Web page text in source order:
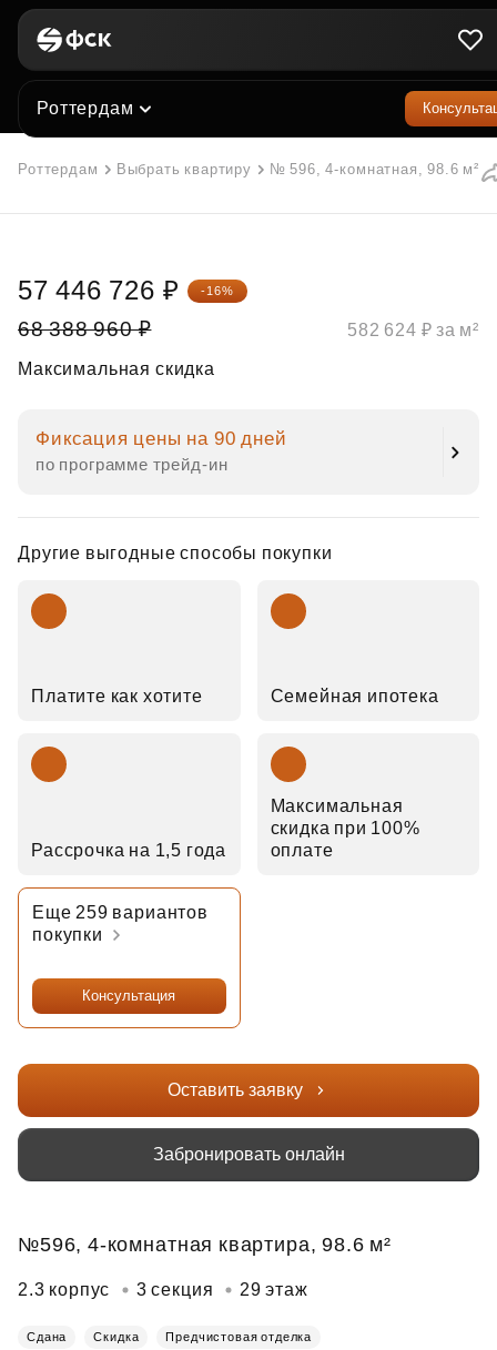
Роттердам
Роттердам Выбрать квартиру № 596, 4-комнатная, 98.6 м²
68 388 960 ₽
57 446 726 ₽ -16%
Максимальная скидка
Фиксация цены на 90 дней
по программе трейд‑ин
Другие выгодные способы покупки
Платите как хотите Семейная ипотека
Рассрочка на 1,5 года
Максимальная
скидка при 100%
оплате
Еще 259 вариантов
покупки
Консультация
582 624 ₽ за м²
Оставить заявку
Забронировать онлайн
№596, 4-комнатная квартира, 98.6 м²
2.3 корпус 3 секция 29 этаж
Сдана Скидка Предчистовая отделка